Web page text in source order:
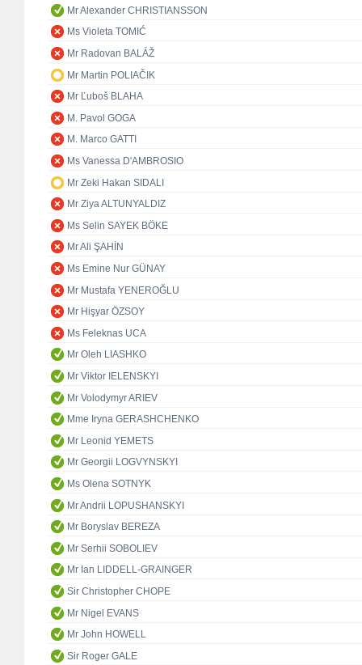
Mr Alexander CHRISTIANSSON
Ms Violeta TOMIĆ
Mr Radovan BALÁŽ
Mr Martin POLIAČIK
Mr Ľuboš BLAHA
M. Pavol GOGA
M. Marco GATTI
Ms Vanessa D'AMBROSIO
Mr Zeki Hakan SIDALI
Mr Ziya ALTUNYALDIZ
Ms Selin SAYEK BÖKE
Mr Ali ŞAHİN
Ms Emine Nur GÜNAY
Mr Mustafa YENEROĞLU
Mr Hişyar ÖZSOY
Ms Feleknas UCA
Mr Oleh LIASHKO
Mr Viktor IELENSKYI
Mr Volodymyr ARIEV
Mme Iryna GERASHCHENKO
Mr Leonid YEMETS
Mr Georgii LOGVYNSKYI
Ms Olena SOTNYK
Mr Andrii LOPUSHANSKYI
Mr Boryslav BEREZA
Mr Serhii SOBOLIEV
Mr Ian LIDDELL-GRAINGER
Sir Christopher CHOPE
Mr Nigel EVANS
Mr John HOWELL
Sir Roger GALE